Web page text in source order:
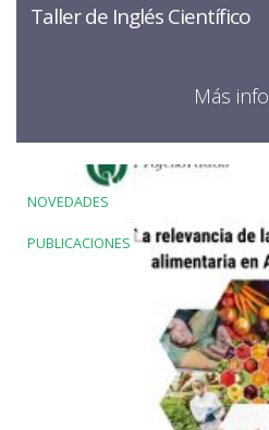
Taller de Inglés Científico
Más info
NOVEDADES
PUBLICACIONES